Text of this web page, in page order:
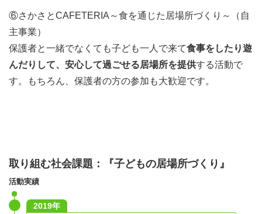
⑥さかさとCAFETERIA～食を通じた居場所づくり～（自
主事業）
保護者と一緒でなくても子ども一人で来て食事をしたり遊
んだりして、安心して過ごせる居場所を提供する活動で
す。もちろん、保護者の方の参加も大歓迎です。
取り組む社会課題：『子どもの居場所づくり』
活動実績
2019年